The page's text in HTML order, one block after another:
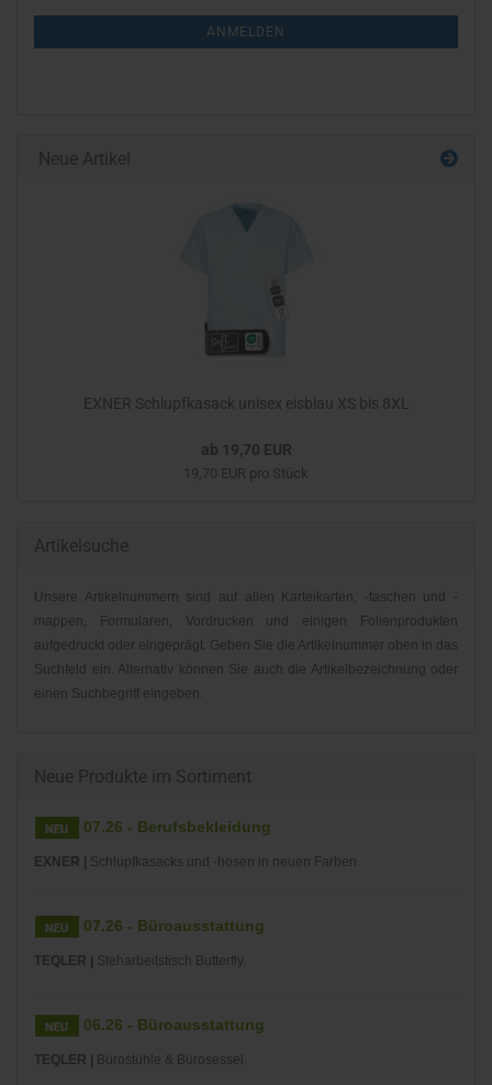
NEWSLETTER-
ANMELDEN
Neue Artikel
EXNER Schlupfkasack unisex eisblau XS bis 8XL
ab 19,70 EUR
19,70 EUR pro Stück
Artikelsuche
Unsere Artikelnummern sind auf allen Karteikarten, -taschen und -
mappen, Formularen, Vordrucken und einigen Folienprodukten
aufgedruckt oder eingeprägt. Geben Sie die Artikelnummer oben in das
Suchfeld ein. Alternativ können Sie auch die Artikelbezeichnung oder
einen Suchbegriff eingeben.
Neue Produkte im Sortiment
07.26 - Berufsbekleidung
EXNER | Schlupfkasacks und -hosen in neuen Farben.
07.26 - Büroausstattung
TEQLER | Steharbeitstisch Butterfly.
06.26 - Büroausstattung
TEQLER | Bürostühle & Bürosessel.